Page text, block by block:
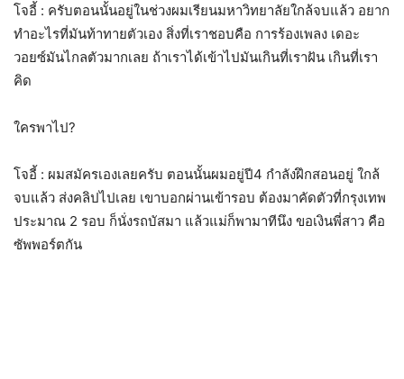
โจอี้ : ครับตอนนั้นอยู่ในช่วงผมเรียนมหาวิทยาลัยใกล้จบแล้ว อยาก
ทำอะไรที่มันท้าทายตัวเอง สิ่งที่เราชอบคือ การร้องเพลง เดอะ
วอยซ์มันไกลตัวมากเลย ถ้าเราได้เข้าไปมันเกินที่เราฝัน เกินที่เรา
คิด
ใครพาไป?
โจอี้ : ผมสมัครเองเลยครับ ตอนนั้นผมอยู่ปี4 กำลังฝึกสอนอยู่ ใกล้
จบแล้ว ส่งคลิปไปเลย เขาบอกผ่านเข้ารอบ ต้องมาคัดตัวที่กรุงเทพ
ประมาณ 2 รอบ ก็นั่งรถบัสมา แล้วแม่ก็พามาทีนึง ขอเงินพี่สาว คือ
ซัพพอร์ตกัน